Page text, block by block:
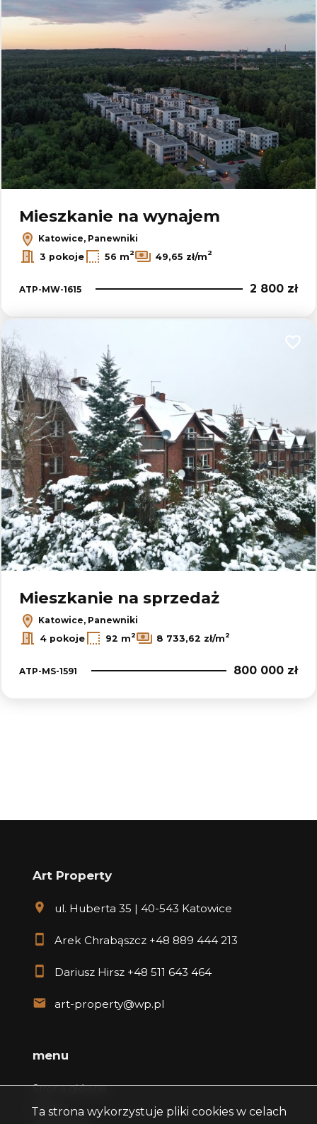
Mieszkanie na wynajem
Katowice, Panewniki
3 pokoje
56 m2 49,65 zł/m2
ATP-MW-1615 2 800 zł
Mieszkanie na sprzedaż
Katowice, Panewniki
4 pokoje
92 m2 8 733,62 zł/m2
ATP-MS-1591 800 000 zł
Art Property
ul. Huberta 35 | 40-543 Katowice
Arek Chrabąszcz +48 889 444 213
Dariusz Hirsz +48 511 643 464
art-property@wp.pl
menu
Strona główna
Oferty
Ta strona wykorzystuje pliki cookies w celach